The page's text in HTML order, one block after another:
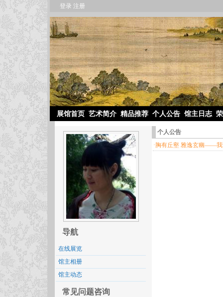
登录 注册
展馆首页 艺术简介 精品推荐 个人公告 馆主日志
导航
在线展览
馆主相册
馆主动态
常见问题咨询
个人公告
·胸有丘壑 雅逸玄幽——我